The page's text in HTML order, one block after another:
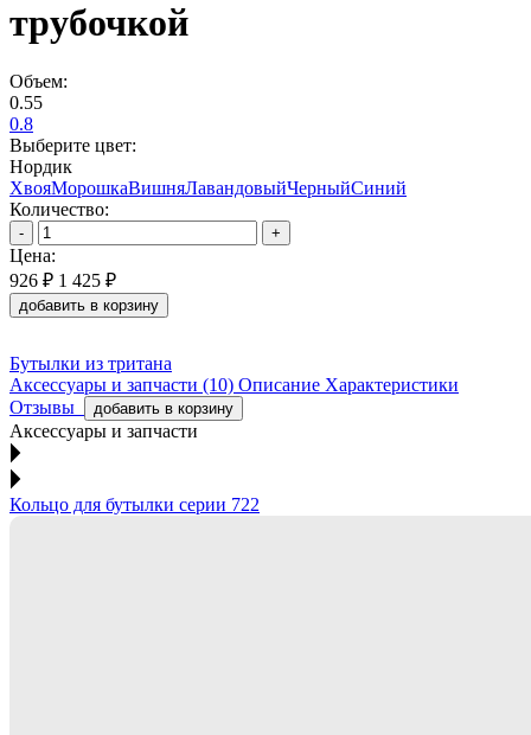
трубочкой
Объем:
0.55
0.8
Выберите цвет:
Нордик
ХвояМорошкаВишняЛавандовыйЧерныйСиний
Количество:
- +
Цена:
926 ₽ 1 425 ₽
добавить в корзину
Бутылки из тритана
Аксессуары и запчасти (10) Описание Характеристики
Отзывы
добавить в корзину
Аксессуары и запчасти
Кольцо для бутылки серии 722